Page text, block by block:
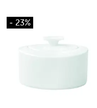
- 23%